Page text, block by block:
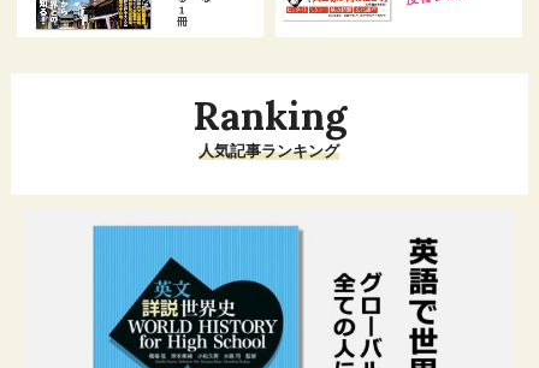
Ranking
人気記事ランキング